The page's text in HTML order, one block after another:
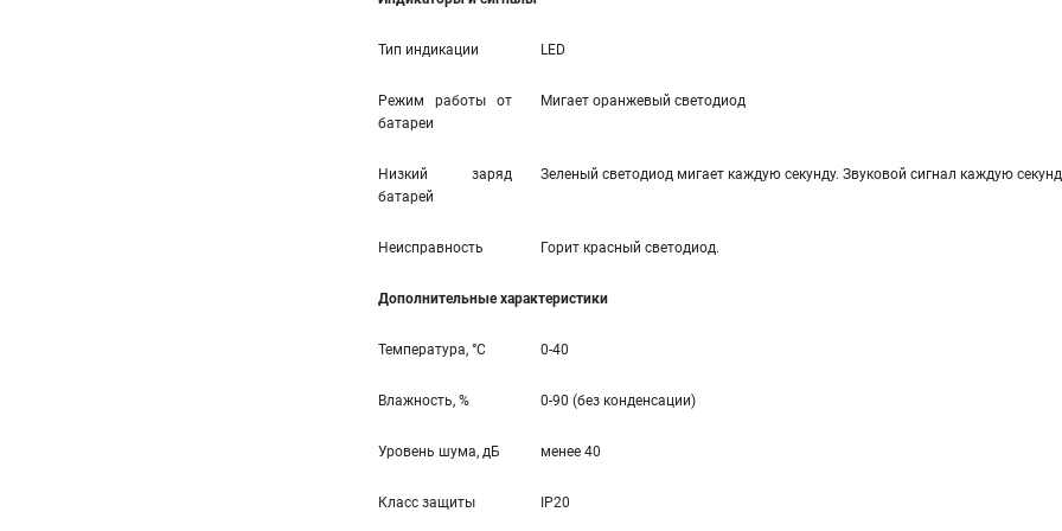
Тип индикации LED
Режим работы от
батареи
Мигает оранжевый светодиод
Низкий заряд
батарей
Зеленый светодиод мигает каждую секунду. Звуковой сигнал каждую
Неисправность Горит красный светодиод.
Дополнительные характеристики
Температура, °С 0-40
Влажность, % 0-90 (без конденсации)
Уровень шума, дБ менее 40
Класс защиты IP20